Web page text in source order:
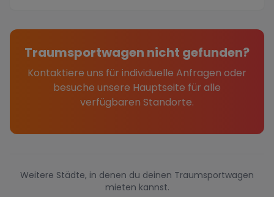
Traumsportwagen nicht gefunden?
Kontaktiere uns für individuelle Anfragen oder
besuche unsere Hauptseite für alle
verfügbaren Standorte.
Weitere Städte, in denen du deinen Traumsportwagen
mieten kannst.